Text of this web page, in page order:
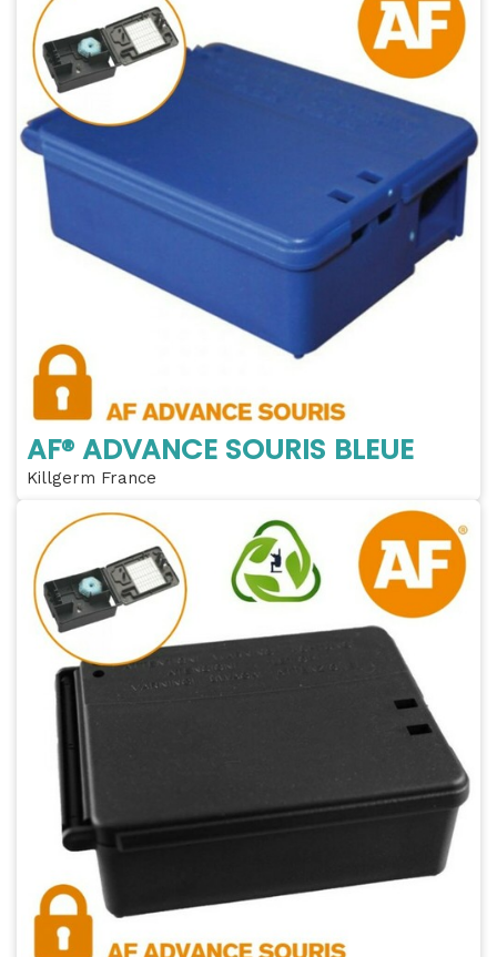
AF® ADVANCE SOURIS BLEUE
Killgerm France